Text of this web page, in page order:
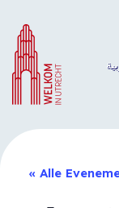
naar
de
inhoud
« Alle